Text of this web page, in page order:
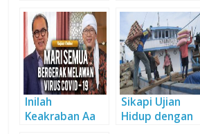
MASA DEPAN KU
Inilah
Keakraban Aa
Sikapi Ujian
Hidup dengan